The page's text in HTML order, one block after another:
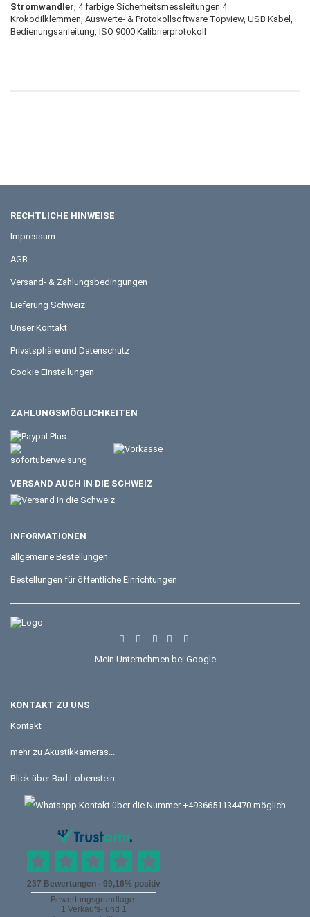
Stromwandler , 4 farbige Sicherheitsmessleitungen 4
Krokodilklemmen, Auswerte- & Protokollsoftware Topview, USB Kabel,
Bedienungsanleitung, ISO 9000 Kalibrierprotokoll
RECHTLICHE HINWEISE
Impressum
AGB
Versand- & Zahlungsbedingungen
Lieferung Schweiz
Unser Kontakt
Privatsphäre und Datenschutz
Cookie Einstellungen
ZAHLUNGSMÖGLICHKEITEN
VERSAND AUCH IN DIE SCHWEIZ
INFORMATIONEN
allgemeine Bestellungen
Bestellungen für öffentliche Einrichtungen
Mein Unternehmen bei Google
KONTAKT ZU UNS
Kontakt
mehr zu Akustikkameras...
Blick über Bad Lobenstein